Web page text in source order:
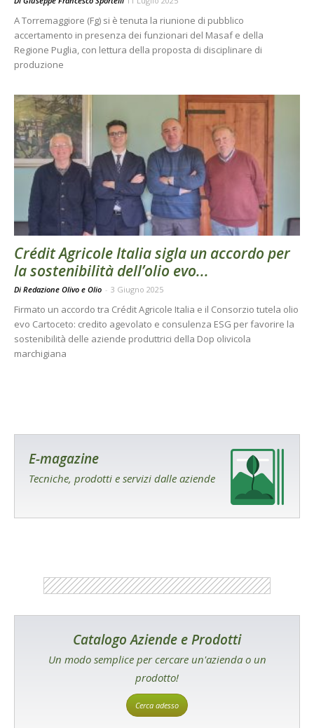
A Torremaggiore (Fg) si è tenuta la riunione di pubblico
accertamento in presenza dei funzionari del Masaf e della
Regione Puglia, con lettura della proposta di disciplinare di
produzione
Crédit Agricole Italia sigla un accordo per
la sostenibilità dell’olio evo...
Di Redazione Olivo e Olio - 3 Giugno 2025
Firmato un accordo tra Crédit Agricole Italia e il Consorzio tutela olio
evo Cartoceto: credito agevolato e consulenza ESG per favorire la
sostenibilità delle aziende produttrici della Dop olivicola
marchigiana
E-magazine
Tecniche, prodotti e servizi dalle aziende
Catalogo Aziende e Prodotti
Un modo semplice per cercare un'azienda o un
prodotto!
Cerca adesso